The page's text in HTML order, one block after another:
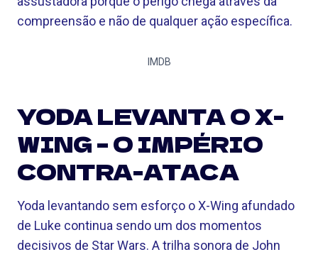
compreensão e não de qualquer ação específica.
IMDB
YODA LEVANTA O X-
WING – O IMPÉRIO
CONTRA-ATACA
Yoda levantando sem esforço o X-Wing afundado
de Luke continua sendo um dos momentos
decisivos de Star Wars. A trilha sonora de John